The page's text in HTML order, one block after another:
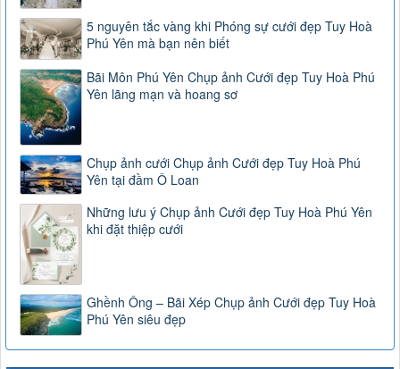
5 nguyên tắc vàng khi Phóng sự cưới đẹp Tuy Hoà
Phú Yên mà bạn nên biết
Bãi Môn Phú Yên Chụp ảnh Cưới đẹp Tuy Hoà Phú
Yên lãng mạn và hoang sơ
Chụp ảnh cưới Chụp ảnh Cưới đẹp Tuy Hoà Phú
Yên tại đầm Ô Loan
Những lưu ý Chụp ảnh Cưới đẹp Tuy Hoà Phú Yên
khi đặt thiệp cưới
Ghềnh Ông – Bãi Xép Chụp ảnh Cưới đẹp Tuy Hoà
Phú Yên siêu đẹp